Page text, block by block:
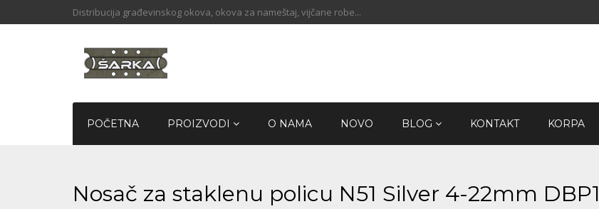
Distribucija građevinskog okova, okova za nameštaj, vijčane robe...
POČETNA PROIZVODI O NAMA NOVO BLOG KONTAKT KORPA
Nosač za staklenu policu N51 Silver 4-22mm DBP1